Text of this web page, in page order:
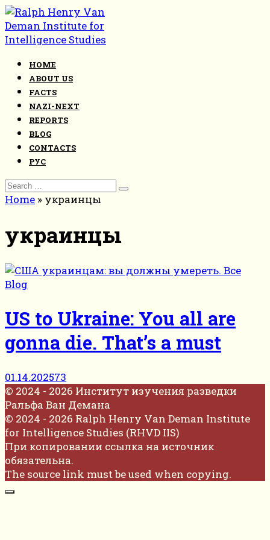
Skip
to
content
HOME
ABOUT US
FACTS
NAZI-NEXT
REPORTS
BLOG
CONTACTS
РУС
Search
for:
Home » украинцы
украинцы
Blog
US to Ukraine: You all are
gonna die. That’s a must
01.14.202573
© 2024 - 2026 Институт изучения разведки
Ральфа Ван Демана
© 2024 - 2026 Ralph Henry Van Deman Institute
for Intelligence Studies (RHVD IIS)
При копировании ссылка на источник
обязательна.
The source link must be used when copying.